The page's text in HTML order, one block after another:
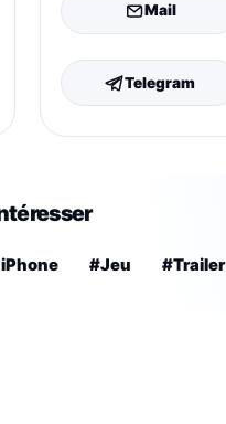
Mail
Telegram
#Jeu #Trailer